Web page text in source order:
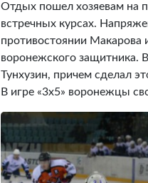
Отдых пошел хозяевам на
встречных курсах.
противостоянии Макарова
воронежского защитника.
Тунхузин, причем сделал
В игре «3х5» воронежцы